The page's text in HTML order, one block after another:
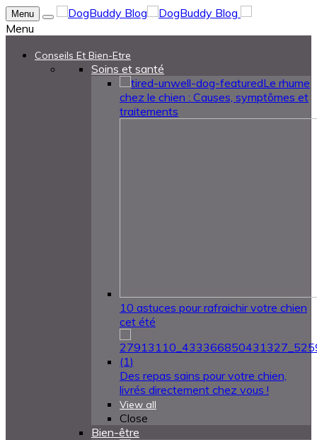
Menu
Menu
Conseils Et Bien-Etre
Soins et santé
Le rhume
chez le chien : Causes, symptômes et
traitements
10 astuces pour rafraichir votre chien
cet été
Des repas sains pour votre chien,
livrés directement chez vous !
View all
Close
Bien-être